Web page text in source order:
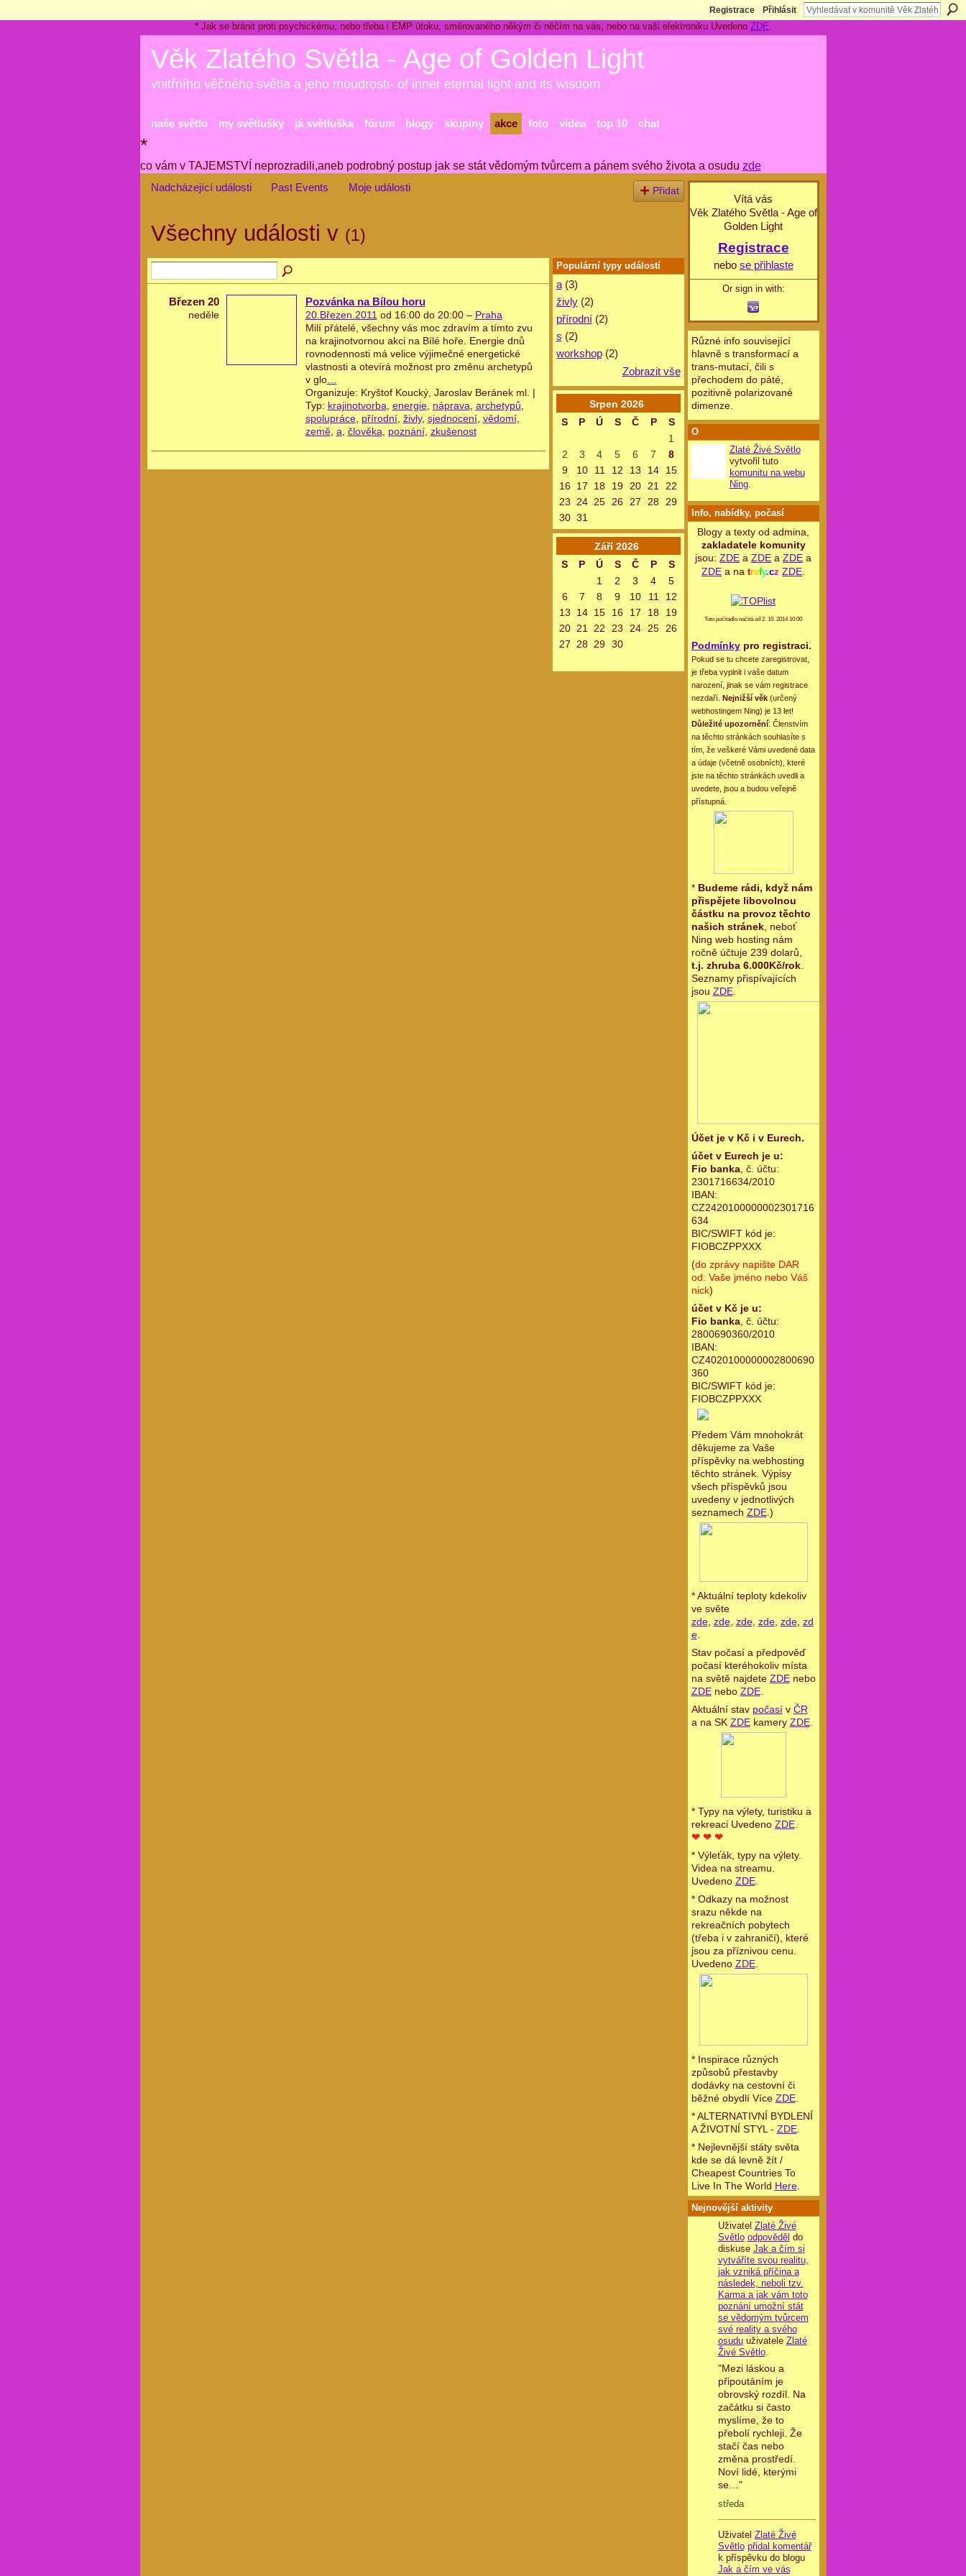
Registrace Přihlásit
* Jak se bránit proti psychickému, nebo třeba i EMP útoku, směrovaného někým či něčím na vás, nebo na vaši elektroniku Uvedeno ZDE.
Věk Zlatého Světla - Age of Golden Light
vnitřního věčného světla a jeho moudrosti- of inner eternal light and its wisdom
naše světlo my světlušky já světluška fórum blogy skupiny akce foto videa top 10 chat
*
co vám v TAJEMSTVÍ neprozradili,aneb podrobný postup jak se stát vědomým tvůrcem a pánem svého života a osudu zde
Nadcházející události
Past Events Moje události Přidat
Všechny události v (1)
Březen 20
neděle
Pozvánka na Bílou horu
20.Březen.2011 od 16:00 do 20:00 – Praha
Milí přátelé, všechny vás moc zdravím a tímto zvu
na krajinotvornou akci na Bílé hoře. Energie dnů
rovnodennosti má velice výjimečné energetické
vlastnosti a otevírá možnost pro změnu archetypů
v glo…
Organizuje: Kryštof Koucký, Jaroslav Beránek ml. |
Typ: krajinotvorba energie, náprava archetypů
spolupráce, přírodní, živly, sjednocení, vědomí,
země, a člověka poznání, zkušenost
Populární typy událostí
a(3)
živly(2)
přírodní(2)
s (2)
workshop(2)
Zobrazit vše
Srpen 2026
S
P Ú S Č P
S
1
2
3 4 5 6 7
8
9
10 11 12 13 14
15
16 17 18 19 20 21
22
23
24 25 26 27 28
29
30 31
Září 2026
S
P Ú S Č P
S
1
2 3 4
5
6
7 8 9 10 11
12
13
14 15 16 17 18
19
20 21 22 23 24 25
26
27
28 29 30
Vítá vás
Věk Zlatého Světla - Age of
Golden Light
Registrace
nebo se přihlaste
Or sign in with:
Různé info související
hlavně s transformací a
trans-mutací, čili s
přechodem do páté,
pozitivně polarizované
dimenze.
O
Zlaté Živé Světlo
vytvořil tuto
komunitu na webu
Ning.
Info, nabídky, počasí
Blogy a texty od admina,
zakladatele komunity
jsou: ZDE a ZDE a ZDE a
ZDE a na trefy.cz ZDE
Toto počítadlo načítá od 2. 10. 2014 10:00
Podmínkypro registraci.
Pokud se tu chcete zaregistrovat,
je třeba vyplnit i vaše datum
narození, jinak se vám registrace
nezdaří. Nejnižší věk(určený
webhostingem Ning) je 13 let!
Důležité upozornění: Členstvím
na těchto stránkách souhlasíte s
tím, že veškeré Vámi uvedené data
a údaje (včetně osobních), které
jste na těchto stránkách uvedli a
uvedete, jsou a budou veřejně
přístupná.
* Budeme rádi, když nám
přispějete libovolnou
částku na provoz těchto
našich stránek, neboť
Ning web hosting nám
ročně účtuje 239 dolarů,
t.j. zhruba 6.000Kč/rok.
Seznamy přispívajících
jsou ZDE.
Účet je v Kč i v Eurech.
účet v Eurech je u:
Fio banka, č. účtu:
2301716634/2010
IBAN:
CZ2420100000002301716
634
BIC/SWIFT kód je:
FIOBCZPPXXX
(do zprávy napište DAR
od: Vaše jméno nebo Váš
nick)
účet v Kč je u:
Fio banka, č. účtu:
2800690360/2010
IBAN:
CZ4020100000002800690
360
BIC/SWIFT kód je:
FIOBCZPPXXX
Předem Vám mnohokrát
děkujeme za Vaše
příspěvky na webhosting
těchto stránek. Výpisy
všech příspěvků jsou
uvedeny v jednotlivých
seznamech ZDE.)
* Aktuální teploty kdekoliv
ve světe
zde, zde, zde, zde, zde, zd
e.
Stav počasí a předpověď
počasí kteréhokoliv místa
na světě najdete ZDEnebo
ZDEnebo ZDE.
Aktuální stav počasív ČR
a na SK ZDEkamery ZDE.
* Typy na výlety, turistiku a
rekreaci Uvedeno ZDE.
❤ ❤ ❤
* Výleťák, typy na výlety.
Videa na streamu.
Uvedeno ZDE.
* Odkazy na možnost
srazu někde na
rekreačních pobytech
(třeba i v zahraničí), které
jsou za příznivou cenu.
Uvedeno ZDE.
* Inspirace různých
způsobů přestavby
dodávky na cestovní či
běžné obydlí Více ZDE.
* ALTERNATIVNÍ BYDLENÍ
A ŽIVOTNÍ STYL - ZDE.
* Nejlevnější státy světa
kde se dá levně žít /
Cheapest Countries To
Live In The World Here.
Nejnovější aktivity
Uživatel Zlaté Živé
Světlo odpověděl do
diskuse Jak a čím si
vytváříte svou realitu,
jak vzniká příčina a
následek, neboli tzv.
Karma a jak vám toto
poznání umožní stát
se vědomým tvůrcem
své reality a svého
osuduuživatele Zlaté
Živé Světlo.
"Mezi láskou a
připoutáním je
obrovský rozdíl. Na
začátku si často
myslíme, že to
přebolí rychleji. Že
stačí čas nebo
změna prostředí.
Noví lidé, kterými
se…"
středa
Uživatel Zlaté Živé
Světlo přidal komentář
k příspěvku do blogu
Jak a čím ve vás